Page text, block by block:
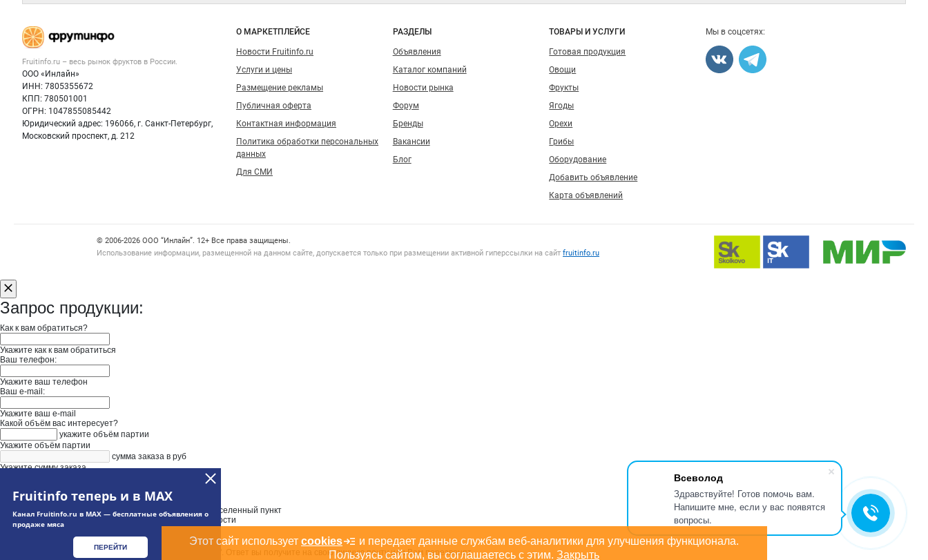
Всеволод
Здравствуйте! Готов помочь вам.
Напишите мне, если у вас появятся
вопросы.
Fruitinfo теперь и в MAX
Канал Fruitinfo.ru в MAX — бесплатные объявления о
продаже мяса
ПЕРЕЙТИ
— рынок
фруктов
Важные разделы и контакты
Fruitinfo.ru – весь рынок фруктов в России.
ООО «Инлайн»
ИНН: 7805355672
КПП: 780501001
ОГРН: 1047855085442
Юридический адрес: 196066, г. Санкт-Петербург,
Московский проспект, д. 212
Навигация по сайту
О МАРКЕТПЛЕЙСЕ
Новости Fruitinfo.ru
Услуги и цены
Размещение рекламы
Публичная оферта
Контактная информация
Политика обработки персональных
данных
Для СМИ
РАЗДЕЛЫ
Объявления
Каталог компаний
Новости рынка
Форум
Бренды
Вакансии
Блог
ТОВАРЫ И УСЛУГИ
Готовая продукция
Овощи
Фрукты
Ягоды
Орехи
Грибы
Оборудование
Добавить объявление
Карта объявлений
Мы в соцсетях:
Счетчики, авторское право, логотипы
© 2006‑2026 ООО “Инлайн”. 12+ Все права защищены.
Использование информации, размещенной на данном сайте, допускается только при размещении активной гиперссылки на сайт fruitinfo.ru
Этот сайт использует cookies
и передает данные службам веб-аналитики для улучшения функционала.
Пользуясь сайтом, вы соглашаетесь с этим. Закрыть
Запрос продукции:
Как к вам обратиться?
Укажите как к вам обратиться
Ваш телефон:
Укажите ваш телефон
Ваш e-mail:
Укажите ваш e-mail
Какой объём вас интересует?
укажите объём партии
Укажите объём партии
сумма заказа в руб
Укажите сумму заказа
Выберите адрес из выпадающего списка и уточните населенный пункт
Укажите дополнительную информацию при необходимости
Ваш запрос будет отправлен в " Колхоз Заветы Ильича". Ответ вы получите на свою личную почту или Вам перезвонят.